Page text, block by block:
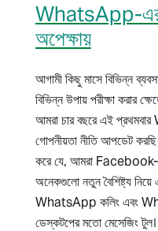
WhatsApp-এর
অপেক্ষায়
আগামী কিছু মাসে বিভিন্ন
বিভিন্ন উপায় পরীক্ষা করার
আমরা চার বছরে এই
গোপনীয়তা নীতি আপডেট
করে যে, আমরা Facebook-
অনেকগুলো নতুন বৈশিষ্ট্য
WhatsApp কলিং এবং
ডেস্কটপের মতো মেসেজিং